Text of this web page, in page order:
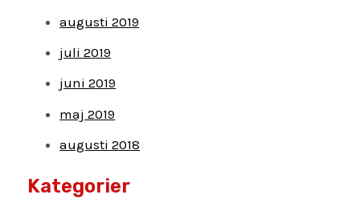
augusti 2019
juli 2019
juni 2019
maj 2019
augusti 2018
Kategorier